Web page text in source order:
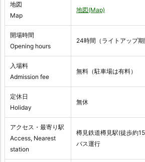
地図
Map
地図(Map)
開場時間
Opening hours
24時間（ライトアップ期
入場料
Admission fee
無料（駐車場は有料）
定休日
Holiday
無休
アクセス・最寄り駅
Access, Nearest
station
樽見鉄道樽見駅(徒歩約
バス運行